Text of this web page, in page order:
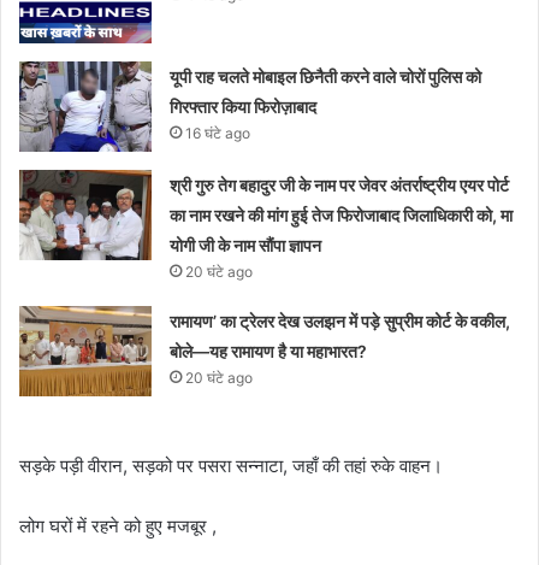
यूपी राह चलते मोबाइल छिनैती करने वाले चोरों पुलिस को
गिरफ्तार किया फिरोज़ाबाद
16 घंटे ago
श्री गुरु तेग बहादुर जी के नाम पर जेवर अंतर्राष्ट्रीय एयर पोर्ट
का नाम रखने की मांग हुई तेज फिरोजाबाद जिलाधिकारी को, मा
योगी जी के नाम सौंपा ज्ञापन
20 घंटे ago
रामायण’ का ट्रेलर देख उलझन में पड़े सुप्रीम कोर्ट के वकील,
बोले—यह रामायण है या महाभारत?
20 घंटे ago
सड़के पड़ी वीरान, सड़को पर पसरा सन्नाटा, जहाँ की तहां रुके वाहन।
लोग घरों में रहने को हुए मजबूर ,